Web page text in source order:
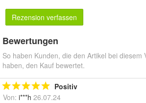
Rezension verfassen
Bewertungen
So haben Kunden, die den Artikel bei diesem
haben, den Kauf bewertet.
Positiv
Von: i***h 26.07.24